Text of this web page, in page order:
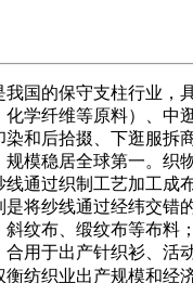
国的保守支柱行业，
化学纤维等原料）、中
染和后拾掇、下逛服拆
模稳居全球第一。织
线通过织制工艺加工成
将纱线通过经纬交错
纹布、缎纹布等布料
用于出产针织衫、活
衡纺织业出产规模和经